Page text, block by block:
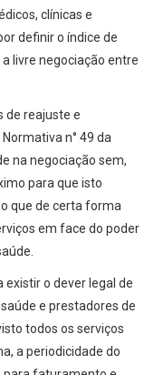
clínicas e
definir o índice de
livre negociação entre
de reajuste e
n° 49 da
na negociação sem,
para que isto
que de certa forma
em face do poder
existir o dever legal de
e prestadores de
todos os serviços
a periodicidade do